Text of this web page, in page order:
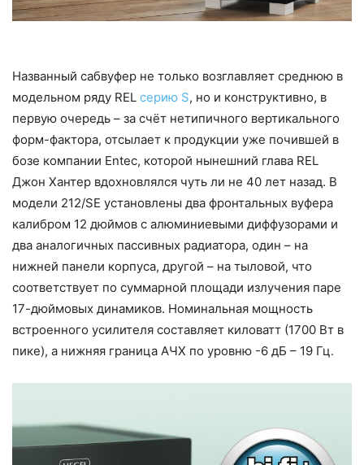
Названный сабвуфер не только возглавляет среднюю в
модельном ряду REL серию S, но и конструктивно, в
первую очередь – за счёт нетипичного вертикального
форм-фактора, отсылает к продукции уже почившей в
бозе компании Entec, которой нынешний глава REL
Джон Хантер вдохновлялся чуть ли не 40 лет назад. В
модели 212/SE установлены два фронтальных вуфера
калибром 12 дюймов с алюминиевыми диффузорами и
два аналогичных пассивных радиатора, один – на
нижней панели корпуса, другой – на тыловой, что
соответствует по суммарной площади излучения паре
17-дюймовых динамиков. Номинальная мощность
встроенного усилителя составляет киловатт (1700 Вт в
пике), а нижняя граница АЧХ по уровню -6 дБ – 19 Гц.